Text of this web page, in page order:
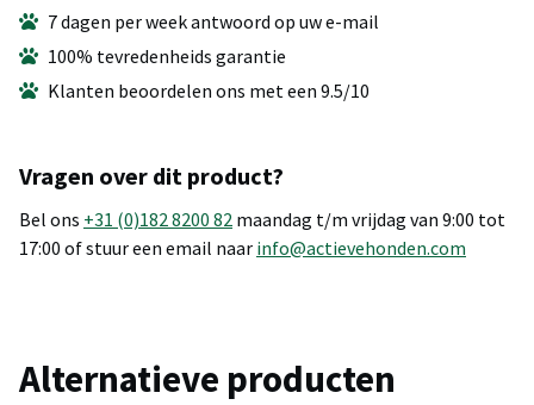
7 dagen per week antwoord op uw e-mail
100% tevredenheids garantie
Klanten beoordelen ons met een 9.5/10
Vragen over dit product?
Bel ons +31 (0)182 8200 82 maandag t/m vrijdag van 9:00 tot
17:00 of stuur een email naar info@actievehonden.com
Alternatieve producten